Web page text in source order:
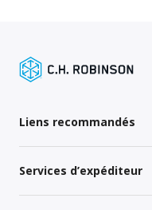
Liens recommandés
Services d’expéditeur